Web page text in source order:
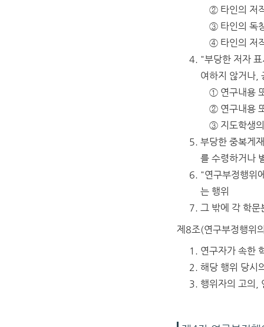
② 타인의 저
③ 타인의 독
④ 타인의 저
"부당한 저자
여하지 않거나,
① 연구내용
② 연구내용
③ 지도학생의
부당한 중복게
를 수령하거나
"연구부정행위
는 행위
그 밖에 각 학문
제8조(연구부정행위
연구자가 속한
해당 행위 당시
행위자의 고의,